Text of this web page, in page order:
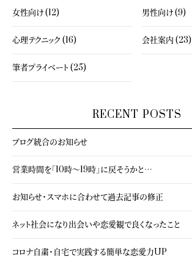
女性向け (12) 男性向け (9)
心理テクニック (16) 会社案内 (23)
筆者プライベート (25)
RECENT POSTS
ブログ統合のお知らせ
営業時間を「10時～19時」に戻そうかと…
お知らせ・スマホに合わせて過去記事の修正
ネット社会になり出会いや恋愛観で良くなったこと
コロナ自粛・自宅で実践する簡単な恋愛力UP